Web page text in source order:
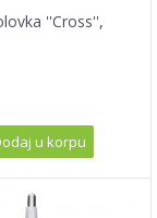
''Cross'',
u korpu